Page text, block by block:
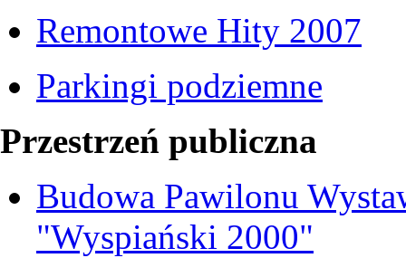
Remontowe Hity 2007
Parkingi podziemne
Przestrzeń publiczna
Budowa Pawilonu
"Wyspiański 2000"